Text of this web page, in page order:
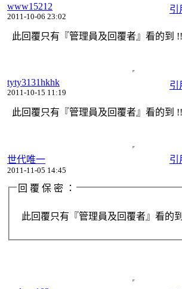
引
www15212
2011-10-06 23:02
此回覆只有『管理員及回覆者』看的到
引
tyty3131hkhk
2011-10-15 11:19
此回覆只有『管理員及回覆者』看的到
引
世代唯一
2011-11-05 14:45
回 覆 保 密 ：
此回覆只有『管理員及回覆者』看的